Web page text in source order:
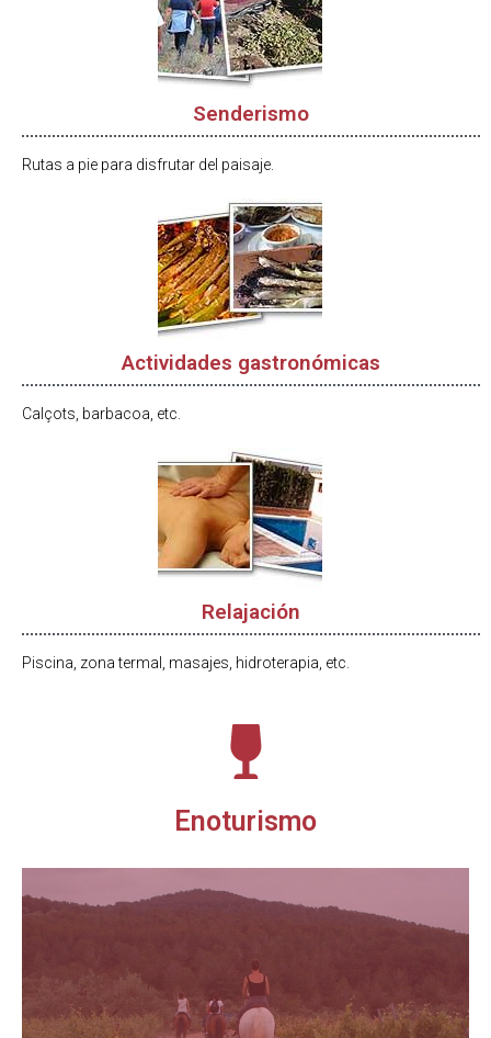
Senderismo
Rutas a pie para disfrutar del paisaje.
Actividades gastronómicas
Calçots, barbacoa, etc.
Relajación
Piscina, zona termal, masajes, hidroterapia, etc.
Enoturismo